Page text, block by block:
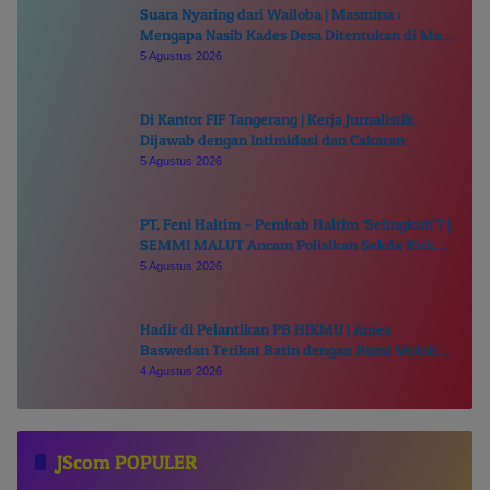
Suara Nyaring dari Wailoba | Masmina :
Mengapa Nasib Kades Desa Ditentukan di Meja
Politisi?
5 Agustus 2026
Di Kantor FIF Tangerang | Kerja Jurnalistik
Dijawab dengan Intimidasi dan Cakaran
5 Agustus 2026
PT. Feni Haltim – Pemkab Haltim ‘Selingkuh’? |
SEMMI MALUT Ancam Polisikan Sekda Ricky
Chairul Richfat
5 Agustus 2026
Hadir di Pelantikan PB HIKMU | Anies
Baswedan Terikat Batin dengan Bumi Moloku
Kie Raha
4 Agustus 2026
JScom POPULER